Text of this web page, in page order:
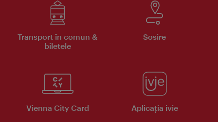
Transport în comun &
biletele
Sosire
Vienna City Card Aplicaţia ivie